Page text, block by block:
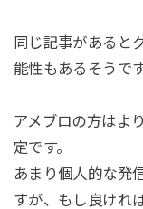
同じ記事があると
能性もあるそうで
アメブロの方はよ
定です。
あまり個人的な発
すが、もし良けれ